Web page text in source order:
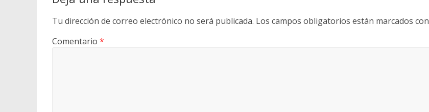
Tu dirección de correo electrónico no será publicada. Los campos obligatorios están marcados con
Comentario *